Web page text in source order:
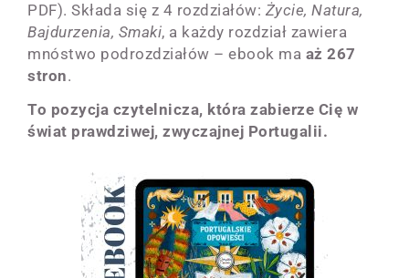
PDF). Składa się z 4 rozdziałów: Życie, Natura,
Bajdurzenia, Smaki, a każdy rozdział zawiera
mnóstwo podrozdziałów – ebook ma aż 267
stron.
To pozycja czytelnicza, która zabierze Cię w
świat prawdziwej, zwyczajnej Portugalii.